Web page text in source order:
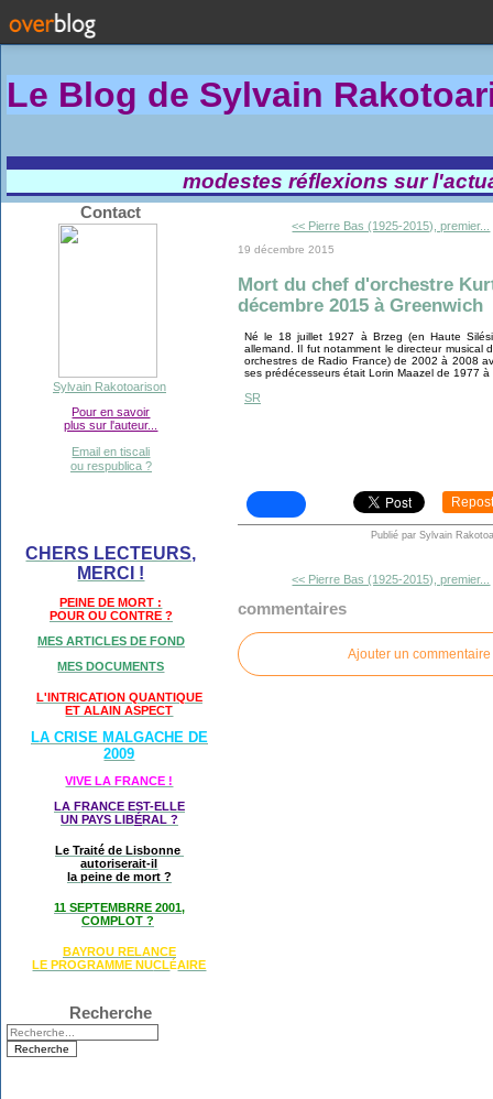
Le Blog de Sylvain Rakotoa
modestes réflexions sur
Contact
Sylvain Rakotoarison
Pour en savoir
plus sur l'auteur...
Email en tiscali
ou respublica ?
CHERS LECTEURS,
MERCI !
PEINE DE MORT :
POUR OU CONTRE ?
MES ARTICLES DE FOND
MES DOCUMENTS
L'INTRICATION QUANTIQUE
ET ALAIN ASPECT
LA CRISE MALGACHE DE
2009
VIVE LA FRANCE !
LA FRANCE EST-ELLE
UN PAYS LIBÉRAL ?
Le Traité de Lisbonne
autoriserait-il
la peine de mort ?
11 SEPTEMBRRE 2001,
COMPLOT ?
BAYROU RELANCE
LE PROGRAMME NUCLÉAIRE
Recherche
<< Pierre Bas (1925-2015), premier...
19 décembre 2015
Mort du chef d'orchestre
décembre 2015 à Greenwich
Né le 18 juillet 1927 à Brzeg (en Haute
allemand. Il fut notamment le directeur musical
orchestres de Radio France) de 2002 à 2008
ses prédécesseurs était Lorin Maazel de 1977 à
SR
Repost
Publié par Sylvain
<< Pierre Bas (1925-2015), premier...
commentaires
Ajouter un commentaire